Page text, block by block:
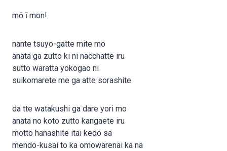
mō ī mon!
nante tsuyo-gatte mite mo
anata ga zutto ki ni nacchatte iru
sutto waratta yokogao ni
suikomarete me ga atte sorashite
da tte watakushi ga dare yori mo
anata no koto zutto kangaete iru
motto hanashite itai kedo sa
mendo-kusai to ka omowarenai ka na